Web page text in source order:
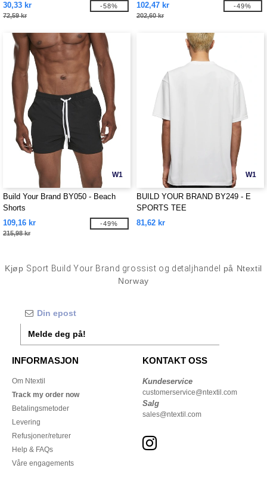
30,33 kr
72,59 kr
-58%
102,47 kr
202,60 kr
-49%
W1
Build Your Brand BY050 - Beach
Shorts
109,16 kr
215,98 kr
-49%
W1
BUILD YOUR BRAND BY249 - E
SPORTS TEE
81,62 kr
Kjøp Sport Build Your Brand grossist og detaljhandel
på Ntextil
Norway
Melde deg på!
INFORMASJON
Om Ntextil
Track my order now
Betalingsmetoder
Levering
Refusjoner/returer
Help & FAQs
Våre engagements
KONTAKT OSS
Kundeservice
customerservice@ntextil.com
Salg
sales@ntextil.com